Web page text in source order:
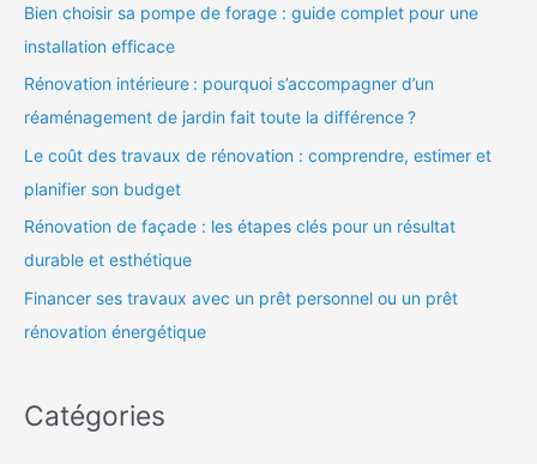
Bien choisir sa pompe de forage : guide complet pour une
installation efficace
Rénovation intérieure : pourquoi s’accompagner d’un
réaménagement de jardin fait toute la différence ?
Le coût des travaux de rénovation : comprendre, estimer et
planifier son budget
Rénovation de façade : les étapes clés pour un résultat
durable et esthétique
Financer ses travaux avec un prêt personnel ou un prêt
rénovation énergétique
Catégories